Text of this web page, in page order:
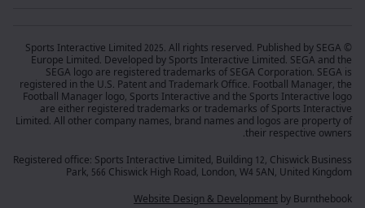
© Sports Interactive Limited 2025. All rights reserved. Published by SEGA
Europe Limited. Developed by Sports Interactive Limited. SEGA and the
SEGA logo are registered trademarks of SEGA Corporation. SEGA is
registered in the U.S. Patent and Trademark Office. Football Manager, the
Football Manager logo, Sports Interactive and the Sports Interactive logo
are either registered trademarks or trademarks of Sports Interactive
Limited. All other company names, brand names and logos are property of
their respective owners.
Registered office: Sports Interactive Limited, Building 12, Chiswick Business
Park, 566 Chiswick High Road, London, W4 5AN, United Kingdom
Website Design & Developmentby Burnthebook